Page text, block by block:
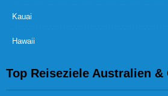
Kauai
Hawaii
Top Reiseziele Australien &